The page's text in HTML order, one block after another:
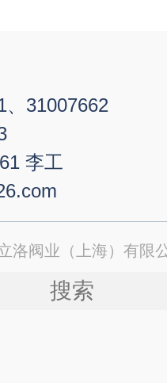
、31007662
李工
洛阀业（上海）有限